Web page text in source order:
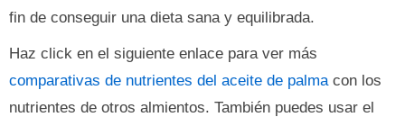
fin de conseguir una dieta sana y equilibrada.
Haz click en el siguiente enlace para ver más
comparativas de nutrientes del aceite de palmacon los
nutrientes de otros almientos. También puedes usar el